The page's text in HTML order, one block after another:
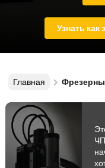
Узнать как
Главная